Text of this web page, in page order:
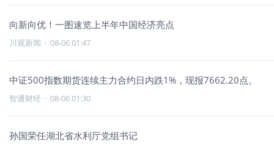
向新向优！一图速览上半年中国经济亮点
川观新闻 · 08-06 01:47
中证500指数期货连续主力合约日内跌1%，现报7662.20点。
智通财经 · 08-06 01:30
孙国荣任湖北省水利厅党组书记